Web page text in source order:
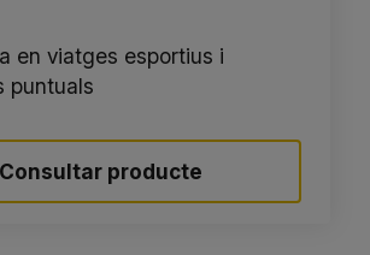
en viatges esportius i
puntuals
Consultar producte